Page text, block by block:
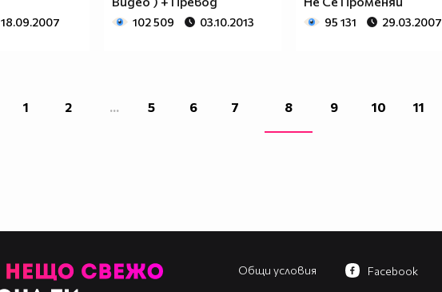
18.09.2007 102 509 03.10.2013 95 131 29.03.2007
1 2 ... 5 6 7 8 9 10 11
Общи условия Facebook